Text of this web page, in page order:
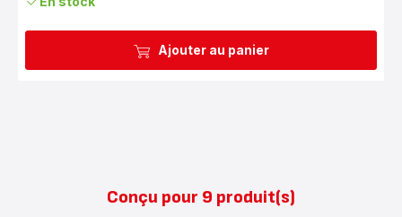
Ajouter au panier
Conçu pour 9 produit(s)